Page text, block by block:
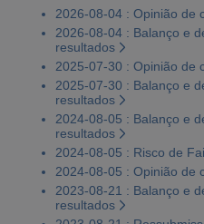
2026-08-04 : Opinião de
2026-08-04 : Balanço e
resultados
2025-07-30 : Opinião de
2025-07-30 : Balanço e
resultados
2024-08-05 : Balanço e
resultados
2024-08-05 : Risco de
2024-08-05 : Opinião de
2023-08-21 : Balanço e
resultados